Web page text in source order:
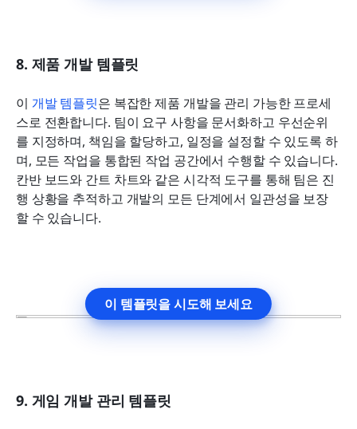
8. 제품 개발 템플릿
이 개발 템플릿은 복잡한 제품 개발을 관리 가능한 프로세
스로 전환합니다. 팀이 요구 사항을 문서화하고 우선순위
를 지정하며, 책임을 할당하고, 일정을 설정할 수 있도록 하
며, 모든 작업을 통합된 작업 공간에서 수행할 수 있습니다.
칸반 보드와 간트 차트와 같은 시각적 도구를 통해 팀은 진
행 상황을 추적하고 개발의 모든 단계에서 일관성을 보장
할 수 있습니다.
이 템플릿을 시도해 보세요
9. 게임 개발 관리 템플릿